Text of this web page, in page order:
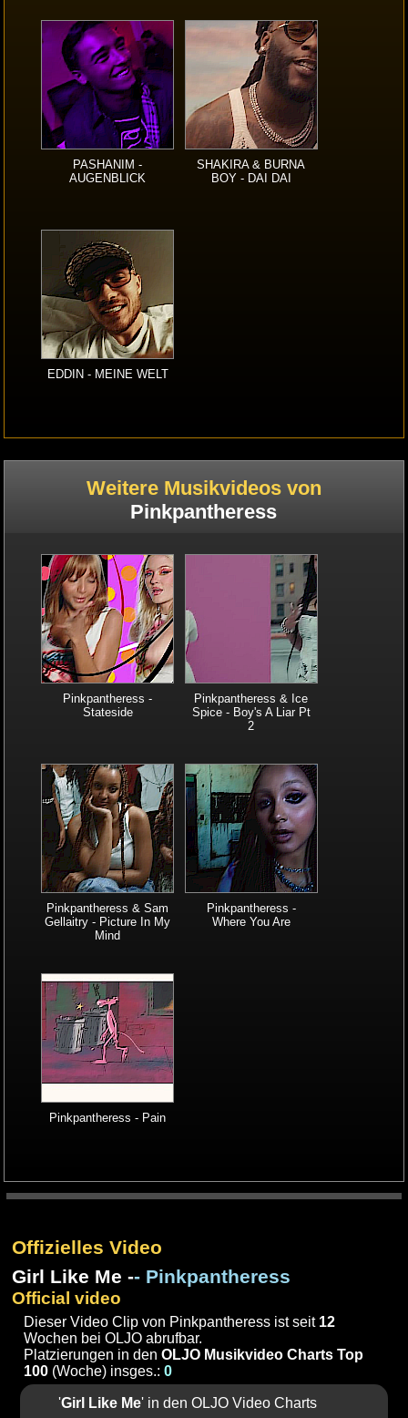
PASHANIM -
AUGENBLICK
SHAKIRA & BURNA
BOY - DAI DAI
EDDIN - MEINE WELT
Weitere Musikvideos von
Pinkpantheress
Pinkpantheress -
Stateside
Pinkpantheress & Ice
Spice - Boy's A Liar Pt
2
Pinkpantheress & Sam
Gellaitry - Picture In My
Mind
Pinkpantheress -
Where You Are
Pinkpantheress - Pain
Offizielles Video
Girl Like Me -- Pinkpantheress
Official video
Dieser Video Clip von Pinkpantheress ist seit 12
Wochen bei OLJO abrufbar.
Platzierungen in denOLJO Musikvideo Charts Top
100 (Woche) insges.:0
'Girl Like Me' in den OLJO Video Charts